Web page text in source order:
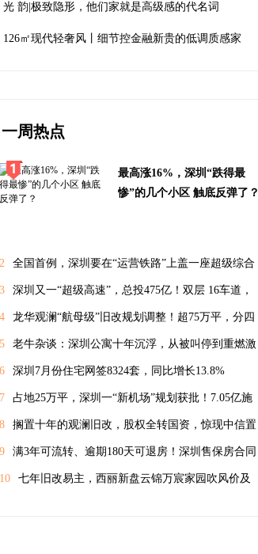
六大功能区！
光 韵|极致隐形，他们家就是高级感的代名词
126㎡现代轻奢风丨细节控金融新贵的低调质感家
一周热点
最高涨16%，深圳“跌得最
惨”的几个小区 触底反弹了？
2 全国首例，深圳要在“运营铁路”上盖一座超级综合
体！
3 深圳又一“超级高速”，总投475亿！双层 16车道，
经龙岗龙华宝安
4 龙华观澜“航母级”旧改规划调整！超75万平，分四
期开发
5 老牛杂谈：深圳公寓十年沉浮，从被叫停到重燃激
情
6 深圳7月份住宅网签8324套，同比增长13.8%
7 占地25万平，深圳一“新机场”规划获批！7.05亿施
工合同落定
8 搁置十年的观澜旧改，股权全转国资，惊现中信置
业身影
9 满3年可流转、逾期180天可退房！深圳售保房合同
征求意见
10 七年旧改易主，西丽新盘云锦万宸家园吹风价及